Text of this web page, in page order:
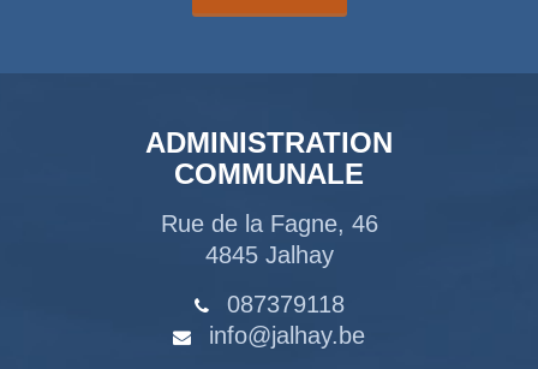
ADMINISTRATION
COMMUNALE
Rue de la Fagne, 46
4845 Jalhay
087379118
info@jalhay.be